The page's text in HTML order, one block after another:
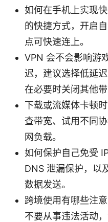
如何在手机上实现
的快捷方式，开启
点可快速连上。
VPN 会不会影响游
迟，建议选择低延
在必要时关闭其他
下载或流媒体卡顿
查带宽、试用不同
网负载。
如何保护自己免受
DNS 泄漏保护，以
数据发送。
跨境使用有哪些注
不要从事违法活动